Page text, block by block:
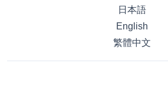
日本語
English
繁體中文